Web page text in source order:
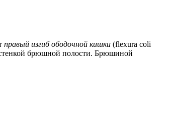
правый изгиб ободочной кишки (flexura coli
брюшной полости. Брюшиной